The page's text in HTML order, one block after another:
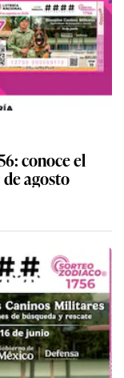
conoce el
agosto